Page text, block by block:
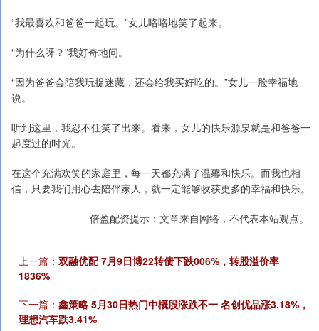
“我最喜欢和爸爸一起玩。”女儿咯咯地笑了起来。
“为什么呀？”我好奇地问。
“因为爸爸会陪我玩捉迷藏，还会给我买好吃的。”女儿一脸幸福地
说。
听到这里，我忍不住笑了出来。看来，女儿的快乐源泉就是和爸爸一
起度过的时光。
在这个充满欢笑的家庭里，每一天都充满了温馨和快乐。而我也相
信，只要我们用心去陪伴家人，就一定能够收获更多的幸福和快乐。
倍盈配资提示：文章来自网络，不代表本站观点。
上一篇： 双融优配 7月9日博22转债下跌006%，转股溢价率
1836%
下一篇： 鑫策略 5月30日热门中概股涨跌不一 名创优品涨3.18%，
理想汽车跌3.41%